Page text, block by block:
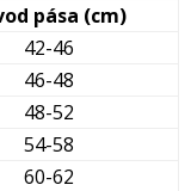
pása (cm)
42-46
46-48
48-52
54-58
60-62